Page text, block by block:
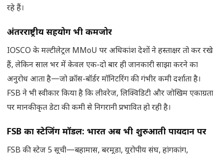
रहे हैं।
अंतरराष्ट्रीय सहयोग भी कमजोर
IOSCO के मल्टीलेट्रल MMoU पर अधिकांश देशों ने हस्ताक्षर तो कर रखे
हैं, लेकिन साल भर में केवल एक-दो बार ही जानकारी साझा करने का
अनुरोध आता है—जो क्रॉस-बॉर्डर मॉनिटरिंग की गंभीर कमी दर्शाता है।
FSB ने भी स्वीकार किया है कि लीवरेज, लिक्विडिटी और जोखिम एकाग्रता
पर मानकीकृत डेटा की कमी से निगरानी प्रभावित हो रही है।
FSB का स्टेजिंग मॉडल: भारत अब भी शुरुआती पायदान पर
FSB की स्टेज 5 सूची—बहामास, बरमूडा, यूरोपीय संघ, हांगकांग,